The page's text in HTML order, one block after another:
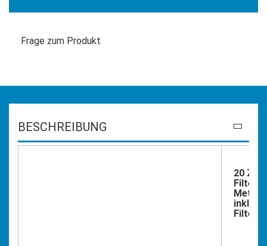
Frage zum Produkt
BESCHREIBUNG
20 Zoll
inkl.